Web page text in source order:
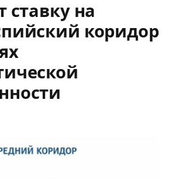
ставку на
коридор